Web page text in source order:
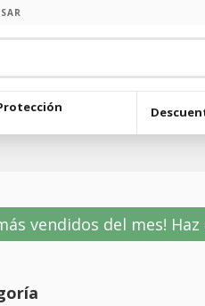
vendidos del mes! Haz